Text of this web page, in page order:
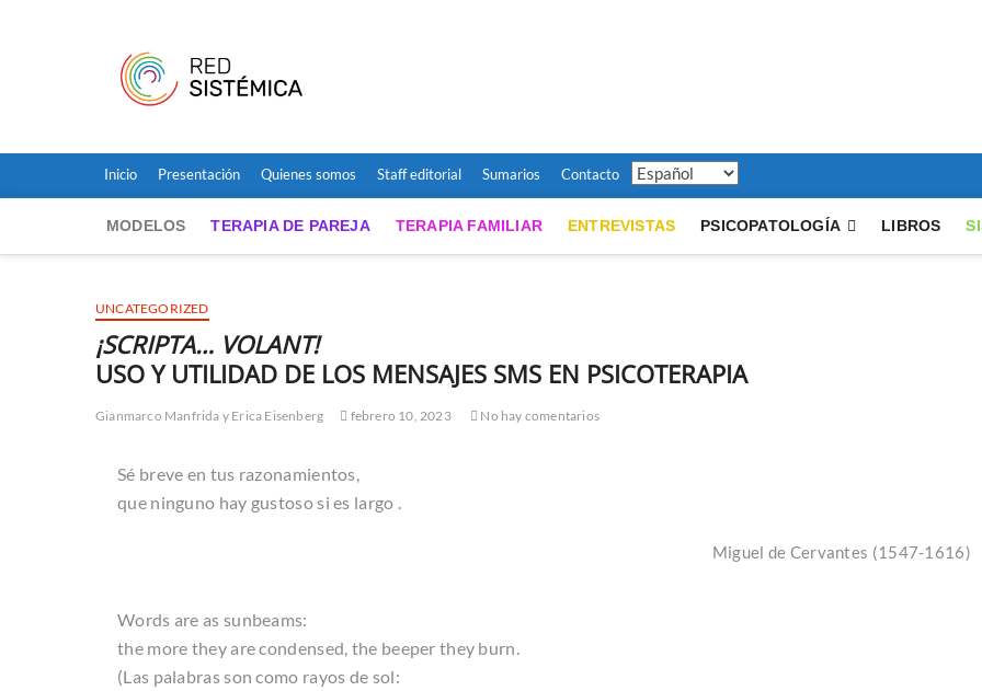
Inicio Presentación Quienes somos Staff editorial Sumarios Contacto
MODELOS TERAPIA DE PAREJA TERAPIA FAMILIAR ENTREVISTAS PSICOPATOLOGÍA LIBROS
UNCATEGORIZED
¡SCRIPTA… VOLANT!
USO Y UTILIDAD DE LOS MENSAJES SMS EN PSICOTERAPIA
Gianmarco Manfrida y Erica Eisenberg febrero 10, 2023 No hay comentarios
Sé breve en tus razonamientos,
que ninguno hay gustoso si es largo .
Miguel de Cervantes (1547-1616)
Words are as sunbeams:
the more they are condensed, the beeper they burn.
(Las palabras son como rayos de sol: